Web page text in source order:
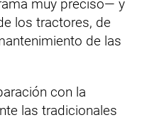
muy preciso— y
los tractores, de
de las
con la
las tradicionales